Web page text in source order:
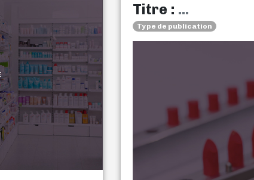
Titre : ...
Type de publication